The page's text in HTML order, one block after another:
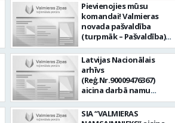
Pievienojies mūsu
komandai! Valmieras
novada pašvaldība
(turpmāk – Pašvaldība)
aicina darbā
Informācijas tehnoloģiju
centra (ITC) informācijas
tehnoloģiju
administratoru/-i (uz
vieta: Rūjienas un
Naukšēnu apvienību
Latvijas Nacionālais
arhīvs
(Reģ.Nr.90009476367)
aicina darbā namu
pārzini (uz nenoteiktu
laiku) Valmieras zonālajā
valsts arhīvā Mēs
SIA “VALMIERAS